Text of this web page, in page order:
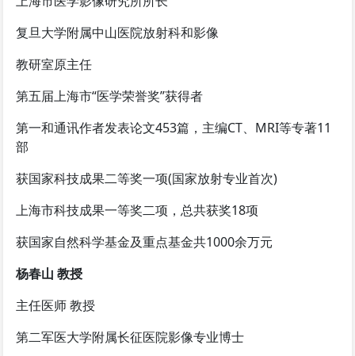
复旦大学附属中山医院放射科和影像
教研室原主任
第五届上海市“医学荣誉奖”获得者
第一和通讯作者发表论文453篇，主编CT、MRI等专著11
部
获国家科技成果二等奖一项(国家放射专业首次)
上海市科技成果一等奖二项，总共获奖18项
获国家自然科学基金及重点基金共1000余万元
杨春山 教授
主任医师 教授
第二军医大学附属长征医院影像专业博士